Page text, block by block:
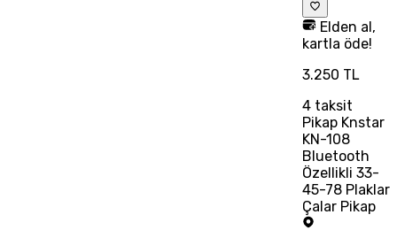
Elden al,
kartla öde!
3.250 TL
4taksit
Pikap Knstar
KN-108
Bluetooth
Özellikli 33-
45-78 Plaklar
Çalar Pikap